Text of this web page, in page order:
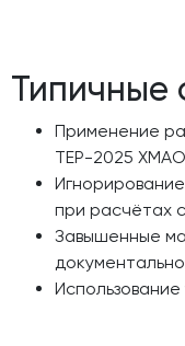
Типичные
Применение
ТЕР-2025
при расчётах
Завышенные